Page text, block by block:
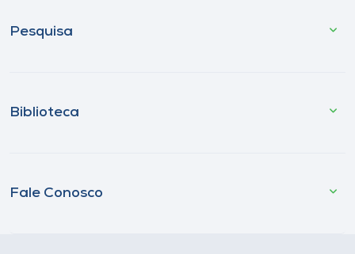
Pesquisa
Biblioteca
Fale Conosco